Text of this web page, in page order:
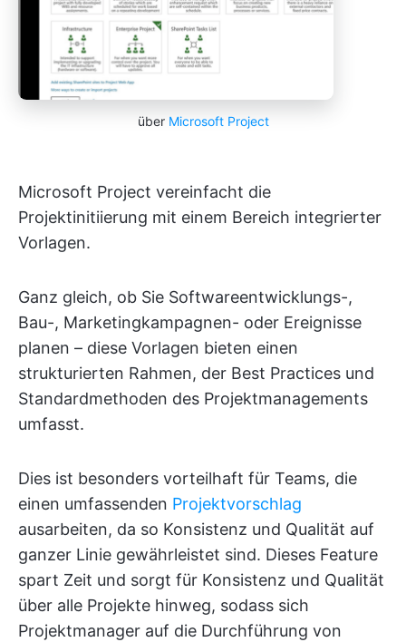
über Microsoft Project
Microsoft Project vereinfacht die
Projektinitiierung mit einem Bereich integrierter
Vorlagen.
Ganz gleich, ob Sie Softwareentwicklungs-,
Bau-, Marketingkampagnen- oder Ereignisse
planen – diese Vorlagen bieten einen
strukturierten Rahmen, der Best Practices und
Standardmethoden des Projektmanagements
umfasst.
Dies ist besonders vorteilhaft für Teams, die
einen umfassenden Projektvorschlag
ausarbeiten, da so Konsistenz und Qualität auf
ganzer Linie gewährleistet sind. Dieses Feature
spart Zeit und sorgt für Konsistenz und Qualität
über alle Projekte hinweg, sodass sich
Projektmanager auf die Durchführung von